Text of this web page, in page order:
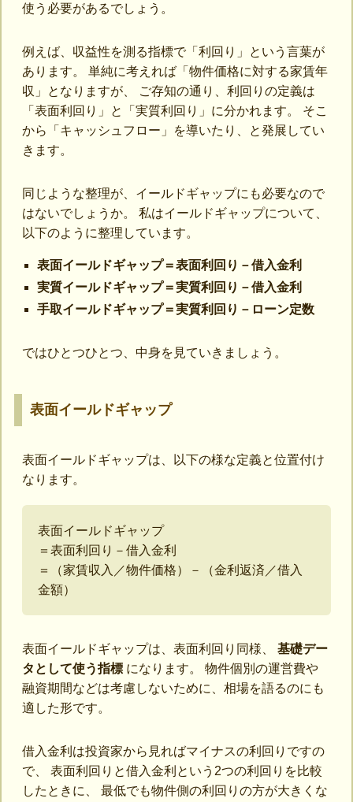
使う必要があるでしょう。
例えば、収益性を測る指標で「利回り」という言葉が
あります。 単純に考えれば「物件価格に対する家賃年
収」となりますが、 ご存知の通り、利回りの定義は
「表面利回り」と「実質利回り」に分かれます。 そこ
から「キャッシュフロー」を導いたり、と発展してい
きます。
同じような整理が、イールドギャップにも必要なので
はないでしょうか。 私はイールドギャップについて、
以下のように整理しています。
表面イールドギャップ＝表面利回り－借入金利
実質イールドギャップ＝実質利回り－借入金利
手取イールドギャップ＝実質利回り－ローン定数
ではひとつひとつ、中身を見ていきましょう。
表面イールドギャップ
表面イールドギャップは、以下の様な定義と位置付け
なります。
表面イールドギャップ
＝表面利回り－借入金利
＝（家賃収入／物件価格）－（金利返済／借入
金額）
表面イールドギャップは、表面利回り同様、基礎デー
タとして使う指標 になります。 物件個別の運営費や
融資期間などは考慮しないために、相場を語るのにも
適した形です。
借入金利は投資家から見ればマイナスの利回りですの
で、 表面利回りと借入金利という2つの利回りを比較
したときに、 最低でも物件側の利回りの方が大きくな